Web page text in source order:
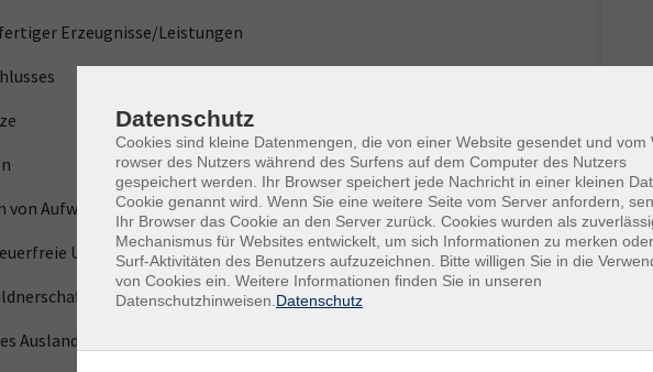
Erzeugnisse/Leistungen
Aufwendungen und Erträgen
Umsätze
Ausland
Datenschutz
Cookies sind kleine Datenmengen, die von einer Website gesendet und vom
rowser des Nutzers während des Surfens auf dem Computer des Nutzers
gespeichert werden. Ihr Browser speichert jede Nachricht in einer kleinen
Cookie genannt wird. Wenn Sie eine weitere Seite vom Server anfordern,
Ihr Browser das Cookie an den Server zurück. Cookies wurden als
Mechanismus für Websites entwickelt, um sich Informationen zu merken
Surf-Aktivitäten des Benutzers aufzuzeichnen. Bitte willigen Sie in die
von Cookies ein. Weitere Informationen finden Sie in unseren
Datenschutzhinweisen. Datenschutz